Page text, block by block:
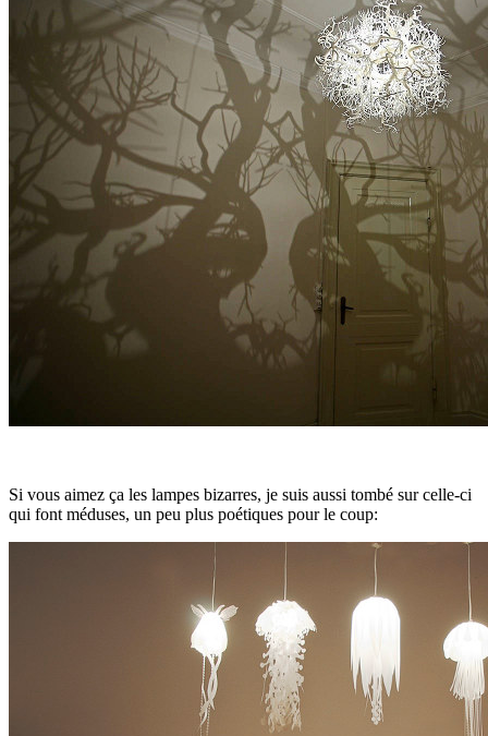
Si vous aimez ça les lampes bizarres, je suis aussi tombé sur celle-ci
qui font méduses, un peu plus poétiques pour le coup: